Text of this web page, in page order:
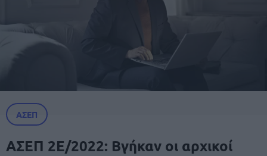
ΑΣΕΠ
ΑΣΕΠ 2Ε/2022: Βγήκαν οι αρχικοί